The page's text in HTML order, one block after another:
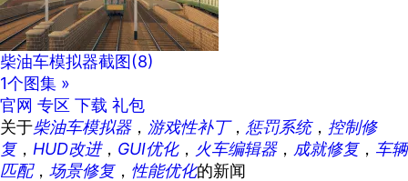
柴油车模拟器截图(8)
1个图集 »
官网 专区 下载 礼包
关于柴油车模拟器， 游戏性补丁， 惩罚系统， 控制修
复， HUD改进， GUI优化， 火车编辑器， 成就修复， 车辆
匹配， 场景修复， 性能优化的新闻